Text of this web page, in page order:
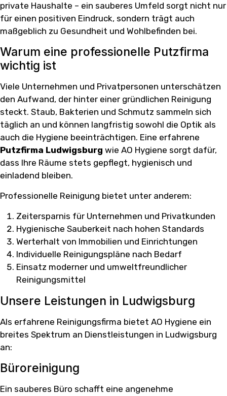
private Haushalte – ein sauberes Umfeld sorgt nicht nur
für einen positiven Eindruck, sondern trägt auch
maßgeblich zu Gesundheit und Wohlbefinden bei.
Warum eine professionelle Putzfirma
wichtig ist
Viele Unternehmen und Privatpersonen unterschätzen
den Aufwand, der hinter einer gründlichen Reinigung
steckt. Staub, Bakterien und Schmutz sammeln sich
täglich an und können langfristig sowohl die Optik als
auch die Hygiene beeinträchtigen. Eine erfahrene
Putzfirma Ludwigsburg wie AO Hygiene sorgt dafür,
dass Ihre Räume stets gepflegt, hygienisch und
einladend bleiben.
Professionelle Reinigung bietet unter anderem:
Zeitersparnis für Unternehmen und Privatkunden
Hygienische Sauberkeit nach hohen Standards
Werterhalt von Immobilien und Einrichtungen
Individuelle Reinigungspläne nach Bedarf
Einsatz moderner und umweltfreundlicher
Reinigungsmittel
Unsere Leistungen in Ludwigsburg
Als erfahrene Reinigungsfirma bietet AO Hygiene ein
breites Spektrum an Dienstleistungen in Ludwigsburg
an:
Büroreinigung
Ein sauberes Büro schafft eine angenehme